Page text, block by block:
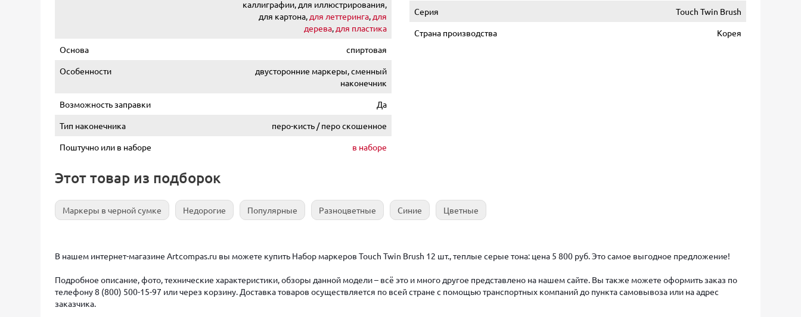
каллиграфии, для иллюстрирования,
для картона, для леттеринга, для
дерева, для пластика
Основа
спиртовая
Особенности
двусторонние маркеры, сменный
наконечник
Возможность заправки
Да
Тип наконечника
перо-кисть / перо скошенное
Поштучно или в наборе
в наборе
Серия
Touch Twin Brush
Страна производства
Корея
Этот товар из подборок
Маркеры в черной сумке Недорогие Популярные Разноцветные Синие Цветные
В нашем интернет-магазине Artcompas.ru вы можете купить Набор маркеров Touch Twin Brush 12 шт., теплые серые тона: цена 5 800 руб. Это самое выгодное предложение!
Подробное описание, фото, технические характеристики, обзоры данной модели – всё это и много другое представлено на нашем сайте. Вы также можете оформить заказ по
телефону 8 (800) 500-15-97 или через корзину. Доставка товаров осуществляется по всей стране с помощью транспортных компаний до пункта самовывоза или на адрес
заказчика.